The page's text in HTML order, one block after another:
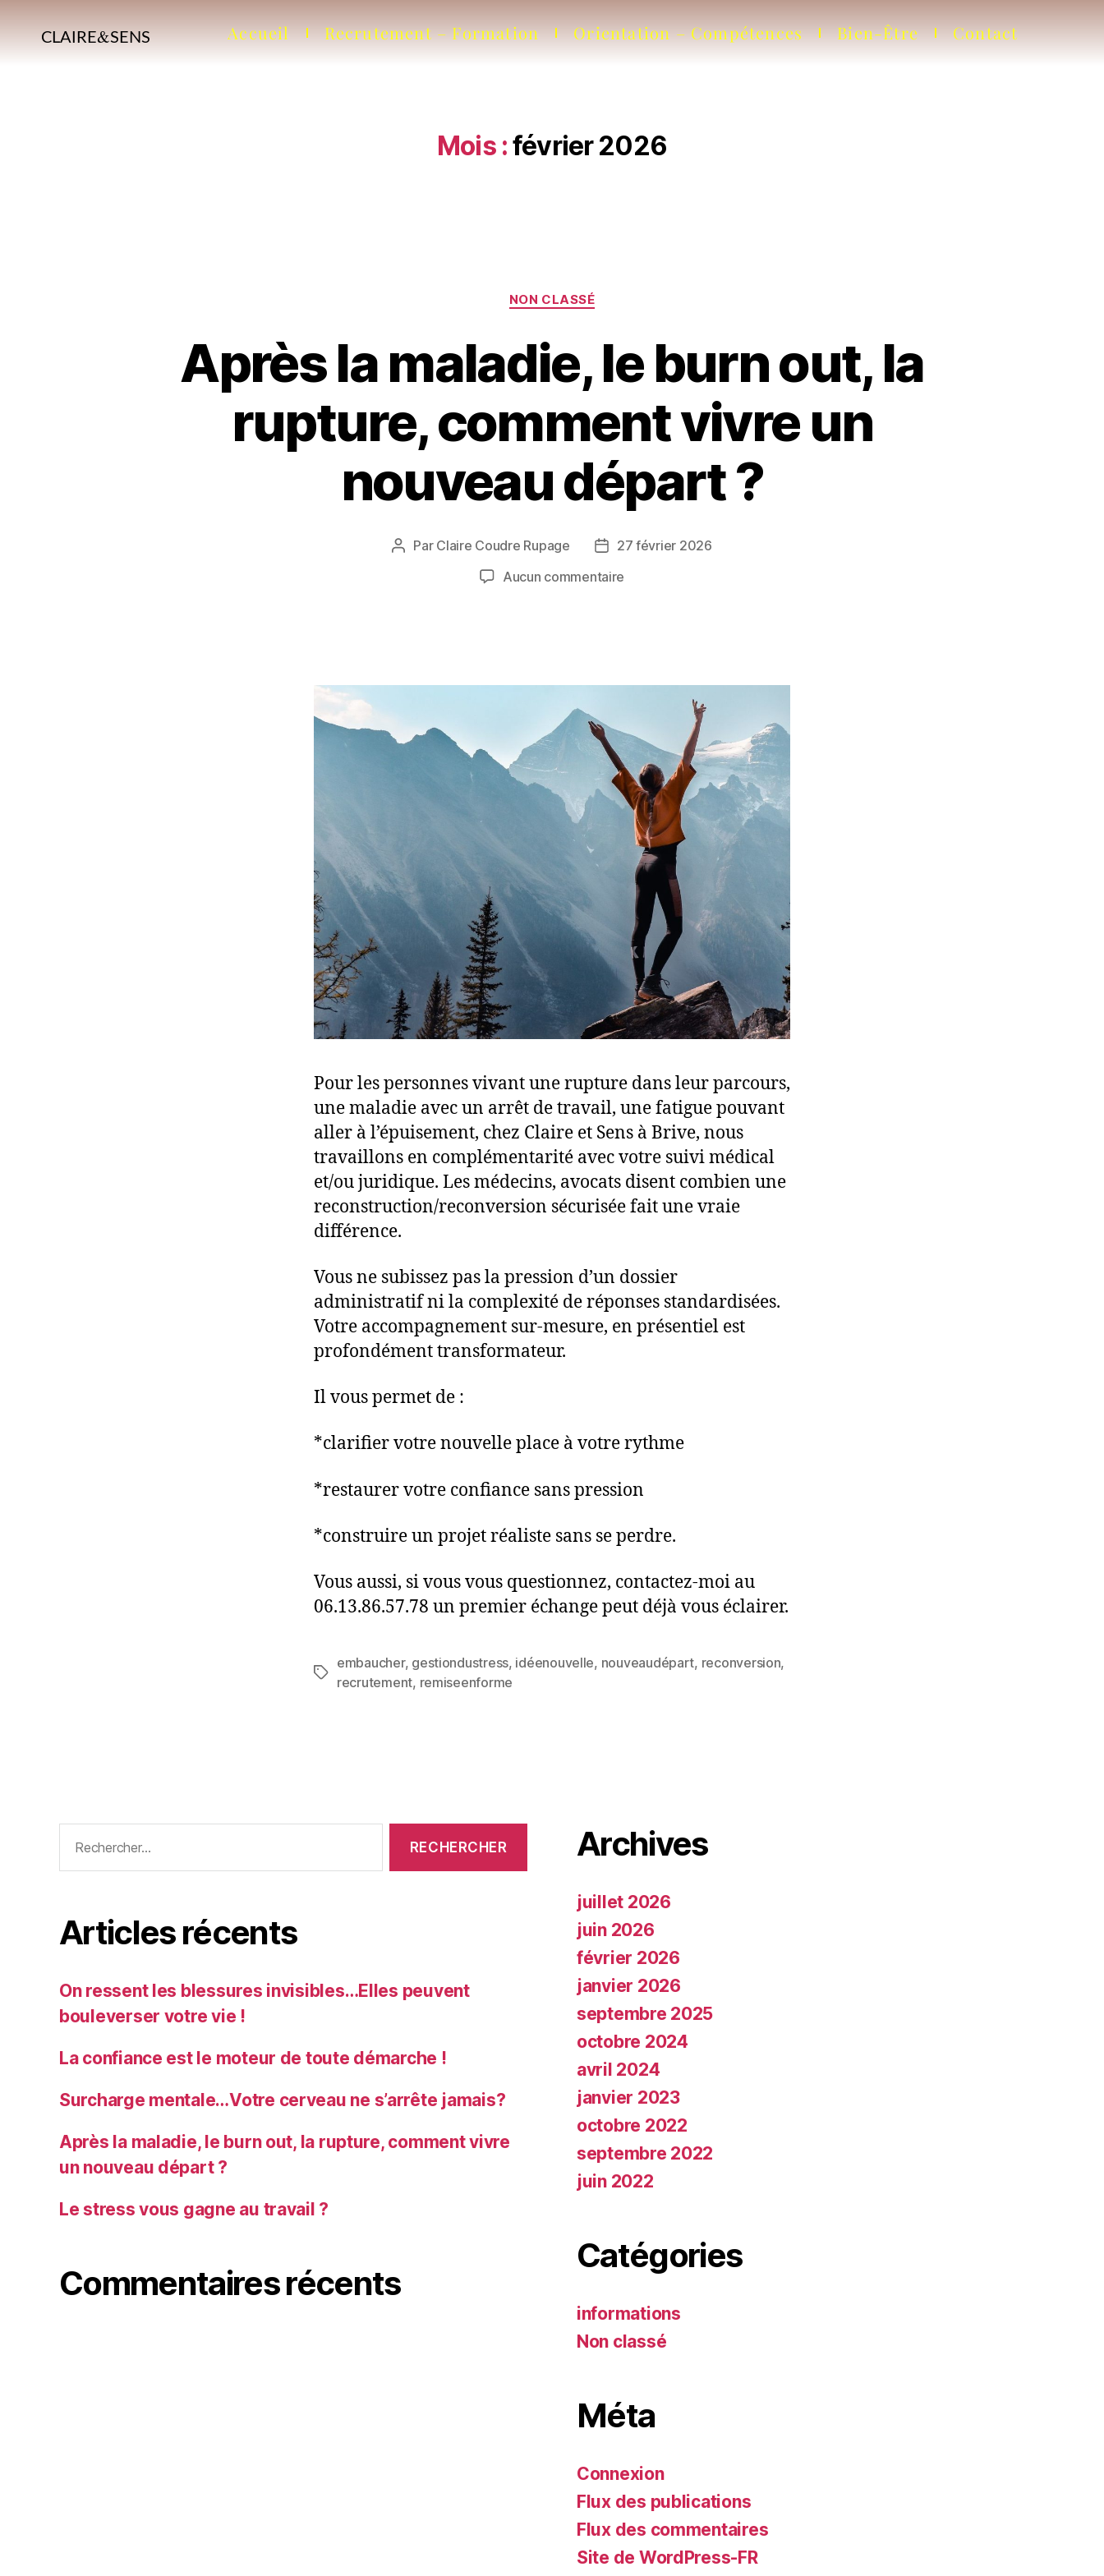
CLAIRE&SENS Accueil Recrutement – Formation Orientation – Compétences Bien-Être Contact
Mois :février 2026
NON CLASSÉ
Après la maladie, le burn out, la
rupture, comment vivre un
nouveau départ ?
Par Claire Coudre Rupage
27 février 2026
Aucun commentaire
Pour les personnes vivant une rupture dans leur parcours,
une maladie avec un arrêt de travail, une fatigue pouvant
aller à l’épuisement, chez Claire et Sens à Brive, nous
travaillons en complémentarité avec votre suivi médical
et/ou juridique. Les médecins, avocats disent combien une
reconstruction/reconversion sécurisée fait une vraie
différence.
Vous ne subissez pas la pression d’un dossier
administratif ni la complexité de réponses standardisées.
Votre accompagnement sur-mesure, en présentiel est
profondément transformateur.
Il vous permet de :
*clarifier votre nouvelle place à votre rythme
*restaurer votre confiance sans pression
*construire un projet réaliste sans se perdre.
Vous aussi, si vous vous questionnez, contactez-moi au
06.13.86.57.78 un premier échange peut déjà vous éclairer.
embaucher, gestiondustress, idéenouvelle, nouveaudépart, reconversion,
recrutement, remiseenforme
Articles récents
On ressent les blessures invisibles…Elles peuvent
bouleverser votre vie !
La confiance est le moteur de toute démarche !
Surcharge mentale…Votre cerveau ne s’arrête jamais?
Après la maladie, le burn out, la rupture, comment vivre
un nouveau départ ?
Le stress vous gagne au travail ?
Commentaires récents
Archives
juillet 2026
juin 2026
février 2026
janvier 2026
septembre 2025
octobre 2024
avril 2024
janvier 2023
octobre 2022
septembre 2022
juin 2022
Catégories
informations
Non classé
Méta
Connexion
Flux des publications
Flux des commentaires
Site de WordPress-FR